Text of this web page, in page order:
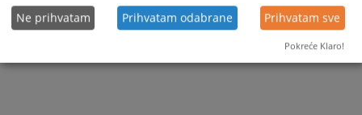
Ne prihvatam Prihvatam odabrane Prihvatam sve
Pokreće Klaro!